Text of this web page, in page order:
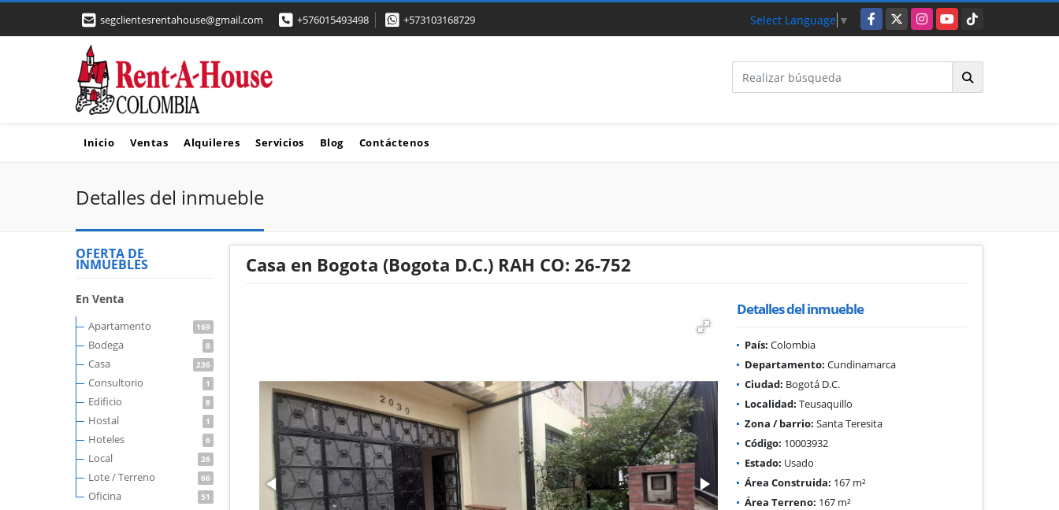
segclientesrentahouse@gmail.com +576015493498 +573103168729 Select Language ▼ Facebook
X InstagramYouTubeTikTok
Inicio Ventas Alquileres Servicios Blog Contáctenos
Detalles del inmueble
OFERTA DE
INMUEBLES
En Venta
Apartamento 169
Bodega 8
Casa 236
Consultorio 1
Edificio 8
Hostal 1
Hoteles 6
Local 26
Lote / Terreno 66
Oficina 51
Casa en Bogota (Bogota D.C.) RAH CO: 26-752
Detalles del inmueble
País: Colombia
Departamento: Cundinamarca
Ciudad: Bogotá D.C.
Localidad: Teusaquillo
Zona / barrio: Santa Teresita
Código: 10003932
Estado: Usado
Área Construida: 167 m²
Área Terreno: 167 m²